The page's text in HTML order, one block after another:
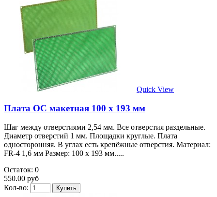
Quick View
Плата ОС макетная 100 x 193 мм
Шаг между отверстиями 2,54 мм. Все отверстия раздельные.
Диаметр отверстий 1 мм. Площадки круглые. Плата
односторонняя. В углах есть крепёжные отверстия. Материал:
FR-4 1,6 мм Размер: 100 x 193 мм.....
Остаток: 0
550.00 руб
Кол-во: